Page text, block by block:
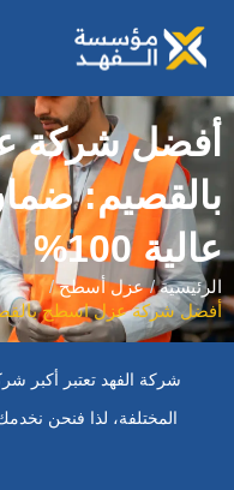
المحتوى
أفضل شركة
بالقصيم:
عالية 100%
الرئيسية
عزل أسطح
أفضل شركة عزل اسطح
شركة الفهد تعتبر أكبر
المختلفة، لذا فنحن